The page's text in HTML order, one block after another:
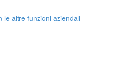
le altre funzioni aziendali